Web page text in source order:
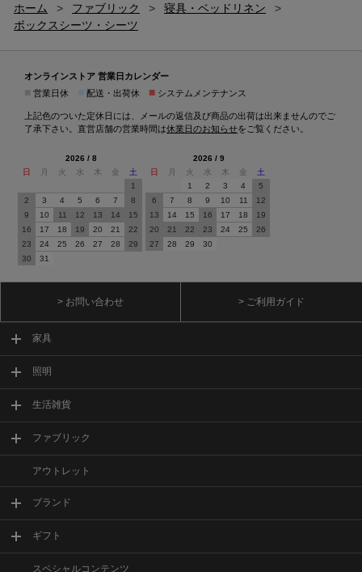
ホーム > ファブリック > 寝具・ベッドリネン
>
ボックスシーツ・シーツ
オンラインストア 営業日カレンダー
営業日休 配送・出荷休 ■ システムメンテナンス
上記色のついた定休日には、メールの返信及び商品の出荷は出来ませんのでご
了承下さい。直営店舗の営業時間は休業日のお知らせをご覧ください。
2026 / 8
日
月 火 水 木 金
土
1
2
3 4 5 6 7
8
9
10 11 12 13 14
15
16
17 18 19 20 21
22
23
24 25 26 27 28
29
30
31
2026 / 9
日
月 火 水 木 金
土
1
2 3 4
5
6
7 8 9 10 11
12
13
14 15 16 17 18
19
20
21 22 23 24 25
26
27
28 29 30
> お問い合わせ > ご利用ガイド
家具
照明
生活雑貨
ファブリック
アウトレット
ブランド
ギフト
スペシャルコンテンツ